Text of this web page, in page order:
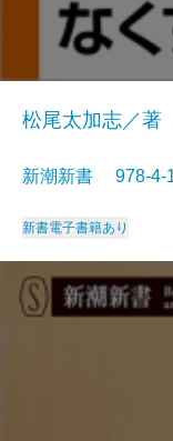
松尾太加志／著
新潮新書 978-
新書電子書籍あり